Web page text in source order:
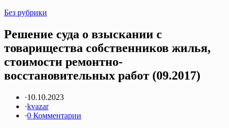
Без рубрики
Решение суда о взыскании с
товарищества собственников жилья,
стоимости ремонтно-
восстановительных работ (09.2017)
·10.10.2023
·kvazar
·0 Комментарии